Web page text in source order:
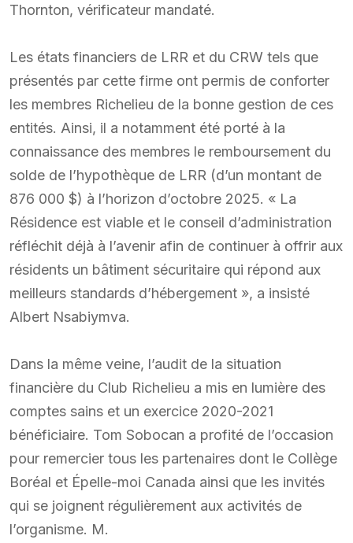
Thornton, vérificateur mandaté.
Les états financiers de LRR et du CRW tels que
présentés par cette firme ont permis de conforter
les membres Richelieu de la bonne gestion de ces
entités. Ainsi, il a notamment été porté à la
connaissance des membres le remboursement du
solde de l’hypothèque de LRR (d’un montant de
876 000 $) à l’horizon d’octobre 2025. « La
Résidence est viable et le conseil d’administration
réfléchit déjà à l’avenir afin de continuer à offrir aux
résidents un bâtiment sécuritaire qui répond aux
meilleurs standards d’hébergement », a insisté
Albert Nsabiymva.
Dans la même veine, l’audit de la situation
financière du Club Richelieu a mis en lumière des
comptes sains et un exercice 2020-2021
bénéficiaire. Tom Sobocan a profité de l’occasion
pour remercier tous les partenaires dont le Collège
Boréal et Épelle-moi Canada ainsi que les invités
qui se joignent régulièrement aux activités de
l’organisme. M.